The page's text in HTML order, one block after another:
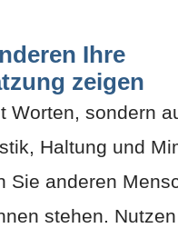
Ihre
zeigen
Worten, sondern
Haltung und
Sie anderen
stehen.